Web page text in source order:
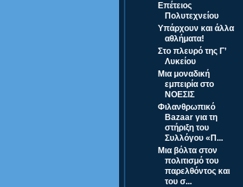
Επέτειος
Πολυτεχνείου
Υπάρχουν και άλλα
αθλήματα!
Στο πλευρό της Γ’
Λυκείου
Μια μοναδική
εμπειρία στο
ΝΟΕΣΙΣ
Φιλανθρωπικό
Bazaar για τη
στήριξη του
Συλλόγου «Π...
Μια βόλτα στον
πολιτισμό του
παρελθόντος και
του σ...